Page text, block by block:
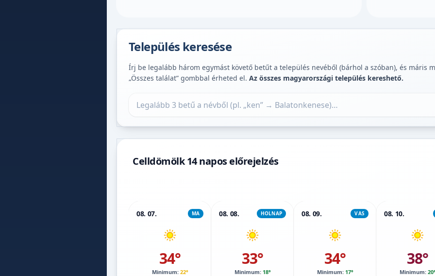
Település keresése
Írj be legalább három egymást követő betűt a település nevéből (bárhol a szóban), és máris
„Összes találat” gombbal érheted el. Az összes magyarországi település kereshető.
Celldömölk 14 napos előrejelzés
08. 07. MA
34°
Minimum: 22°
08. 08. HOLNAP
33°
Minimum: 18°
08. 09. VAS
34°
Minimum: 17°
08. 10.
38°
Minimum: